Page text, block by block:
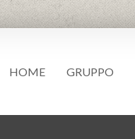
HOME GRUPPO